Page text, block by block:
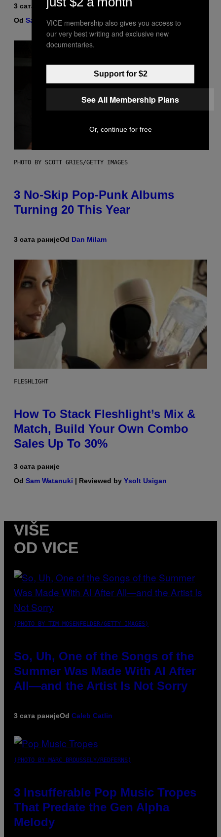
3 сата раније
Od Sam Watanuki| Reviewed byYsolt Usigan
PHOTO BY SCOTT GRIES/GETTY IMAGES
3 No-Skip Pop-Punk Albums
Turning 20 This Year
3 сата ранијеOd Dan Milam
FLESHLIGHT
How To Stack Fleshlight’s Mix &
Match, Build Your Own Combo
Sales Up To 30%
3 сата раније
Od Sam Watanuki | Reviewed by Ysolt Usigan
VIŠE
OD VICE
(PHOTO BY TIM MOSENFELDER/GETTY IMAGES)
So, Uh, One of the Songs of the
Summer Was Made With AI After
All—and the Artist Is Not Sorry
3 сата ранијеOd Caleb Catlin
(PHOTO BY MARC BROUSSELY/REDFERNS)
3 Insufferable Pop Music Tropes
That Predate the Gen Alpha
Melody
VICE membership also gives you access to
our very best writing and exclusive new
documentaries.
Support for $2
See All Membership Plans
Or, continue for free